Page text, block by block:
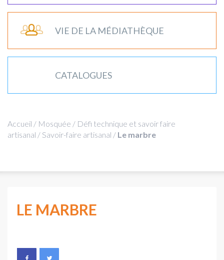
VIE DE LA MÉDIATHÈQUE
CATALOGUES
Accueil / Mosquée / Défi technique et savoir faire
artisanal / Savoir-faire artisanal / Le marbre
LE MARBRE